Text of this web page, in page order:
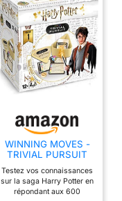
WINNING MOVES -
TRIVIAL PURSUIT
VOL 2 - Format de
voyage - Jeu de
société - Version
Testez vos connaissances
sur la saga Harry Potter en
répondant aux 600